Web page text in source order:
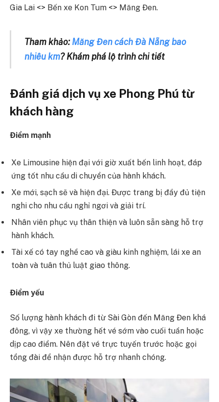
Gia Lai <> Bến xe Kon Tum <> Măng Đen.
Tham khảo:Măng Đen cách Đà Nẵng bao
nhiêu km? Khám phá lộ trình chi tiết
Đánh giá dịch vụ xe Phong Phú từ
khách hàng
Điểm mạnh
Xe Limousine hiện đại với giờ xuất bến linh hoạt, đáp
ứng tốt nhu cầu di chuyển của hành khách.
Xe mới, sạch sẽ và hiện đại. Được trang bị đầy đủ tiện
nghi cho nhu cầu nghỉ ngơi và giải trí.
Nhân viên phục vụ thân thiện và luôn sẵn sàng hỗ trợ
hành khách.
Tài xế có tay nghề cao và giàu kinh nghiệm, lái xe an
toàn và tuân thủ luật giao thông.
Điểm yếu
Số lượng hành khách đi từ Sài Gòn đến Măng Đen khá
đông, vì vậy xe thường hết vé sớm vào cuối tuần hoặc
dịp cao điểm. Nên đặt vé trực tuyến trước hoặc gọi
tổng đài để nhận được hỗ trợ nhanh chóng.